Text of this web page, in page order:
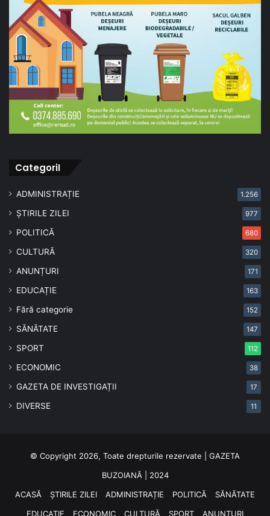
CategoriI
ADMINISTRAȚIE 1.256
ȘTIRILE ZILEI 977
POLITICĂ 680
CULTURĂ 320
ANUNȚURI 171
EDUCAȚIE 163
Fără categorie 152
SĂNĂTATE 147
SPORT 112
ECONOMIC 38
GAZETA DE INVESTIGAȚII 17
DIVERSE 11
© Copyright 2026, Toate drepturile rezervate | GAZETA
BUZOIANĂ | 2024
ACASĂ
ȘTIRILE ZILEI ADMINISTRAȚIE POLITICĂ
SĂNĂTATE
EDUCAȚIE
ECONOMIC CULTURĂ SPORT ANUNȚURI